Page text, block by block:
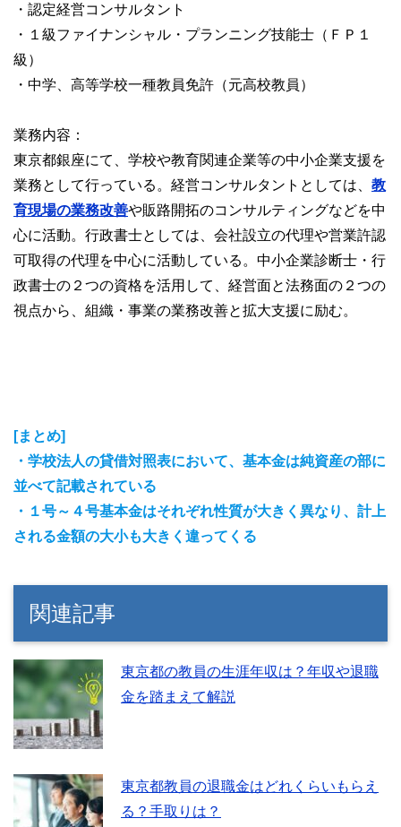
・認定経営コンサルタント
・１級ファイナンシャル・プランニング技能士（ＦＰ１
級）
・中学、高等学校一種教員免許（元高校教員）
業務内容：
東京都銀座にて、学校や教育関連企業等の中小企業支援を
業務として行っている。経営コンサルタントとしては、 教
育現場の業務改善や販路開拓のコンサルティングなどを中
心に活動。行政書士としては、会社設立の代理や営業許認
可取得の代理を中心に活動している。中小企業診断士・行
政書士の２つの資格を活用して、経営面と法務面の２つの
視点から、組織・事業の業務改善と拡大支援に励む。
[まとめ]
・学校法人の貸借対照表において、基本金は純資産の部に
並べて記載されている
・１号～４号基本金はそれぞれ性質が大きく異なり、計上
される金額の大小も大きく違ってくる
関連記事
東京都の教員の生涯年収は？年収や退職
金を踏まえて解説
東京都教員の退職金はどれくらいもらえ
る？手取りは？